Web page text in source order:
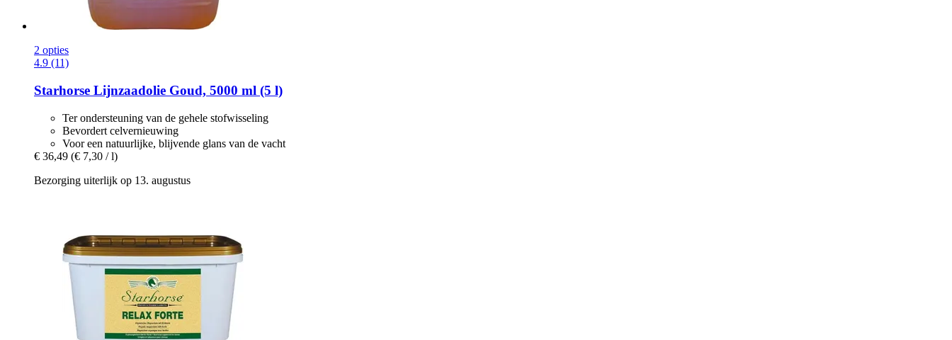
2 opties
4.9 (11)
Starhorse Lijnzaadolie Goud, 5000 ml (5 l)
Ter ondersteuning van de gehele stofwisseling
Bevordert celvernieuwing
Voor een natuurlijke, blijvende glans van de vacht
€ 36,49 (€ 7,30 / l)
Bezorging uiterlijk op 13. augustus